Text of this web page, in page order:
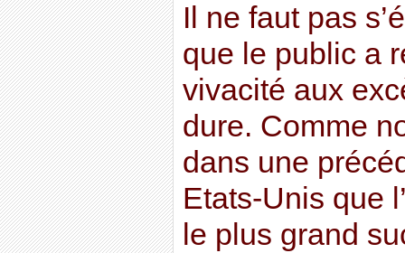
Il ne faut pas
que le public a
vivacité aux
dure. Comme
dans une
Etats-Unis que
le plus grand